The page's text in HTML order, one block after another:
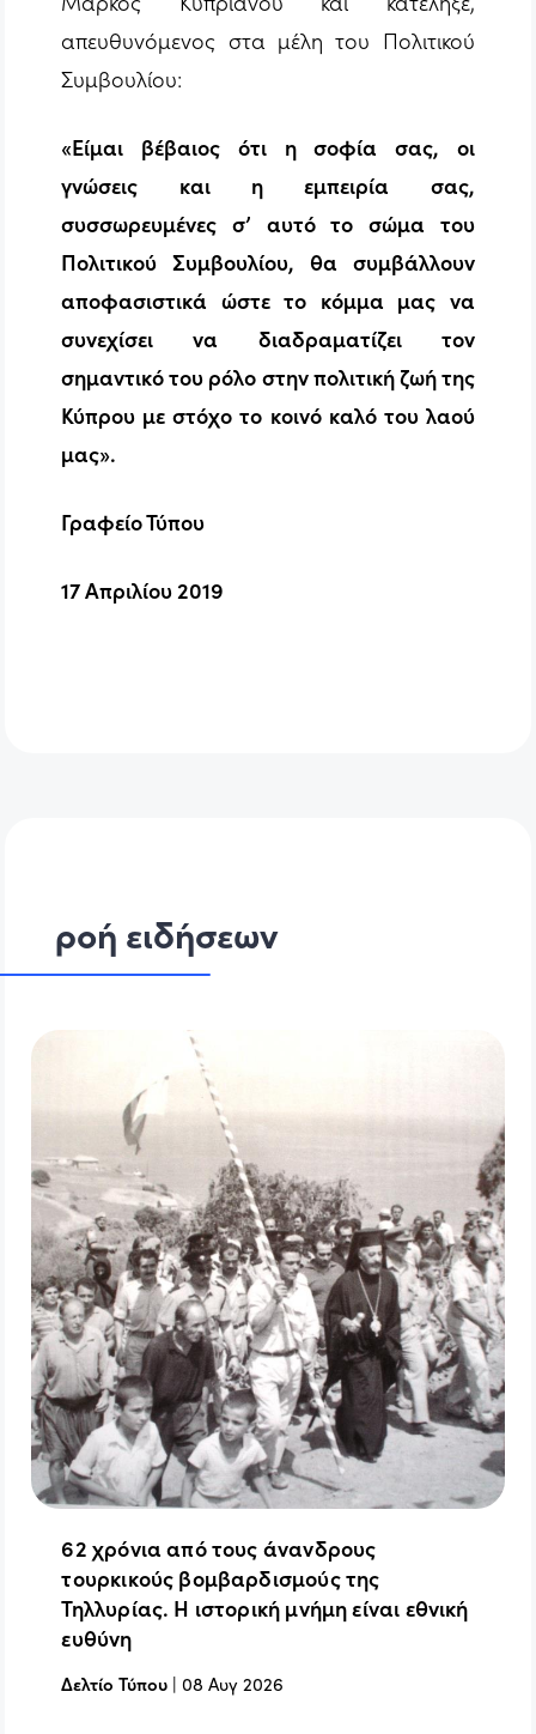
απευθυνόμενος στα μέλη του Πολιτικού
Συμβουλίου:
«Είμαι βέβαιος ότι η σοφία σας, οι
γνώσεις και η εμπειρία σας,
συσσωρευμένες σ’ αυτό το σώμα του
Πολιτικού Συμβουλίου, θα συμβάλλουν
αποφασιστικά ώστε το κόμμα μας να
συνεχίσει να διαδραματίζει τον
σημαντικό του ρόλο στην πολιτική ζωή της
Κύπρου με στόχο το κοινό καλό του λαού
μας».
Γραφείο Τύπου
17 Απριλίου 2019
ροή ειδήσεων
62 χρόνια από τους άνανδρους
τουρκικούς βομβαρδισμούς της
Τηλλυρίας. Η ιστορική μνήμη είναι εθνική
ευθύνη
Δελτίο Τύπου |08 Αυγ 2026